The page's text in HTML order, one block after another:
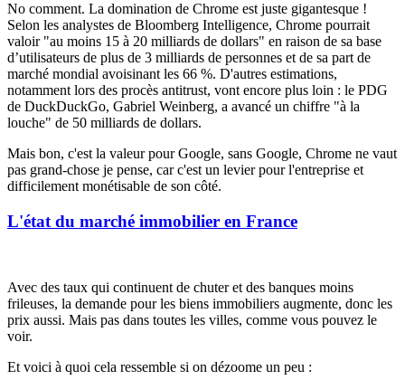
No comment. La domination de Chrome est juste gigantesque !
Selon les analystes de Bloomberg Intelligence, Chrome pourrait
valoir "au moins 15 à 20 milliards de dollars" en raison de sa base
d’utilisateurs de plus de 3 milliards de personnes et de sa part de
marché mondial avoisinant les 66 %. D'autres estimations,
notamment lors des procès antitrust, vont encore plus loin : le PDG
de DuckDuckGo, Gabriel Weinberg, a avancé un chiffre "à la
louche" de 50 milliards de dollars.
Mais bon, c'est la valeur pour Google, sans Google, Chrome ne vaut
pas grand-chose je pense, car c'est un levier pour l'entreprise et
difficilement monétisable de son côté.
L'état du marché immobilier en France
Avec des taux qui continuent de chuter et des banques moins
frileuses, la demande pour les biens immobiliers augmente, donc les
prix aussi. Mais pas dans toutes les villes, comme vous pouvez le
voir.
Et voici à quoi cela ressemble si on dézoome un peu :